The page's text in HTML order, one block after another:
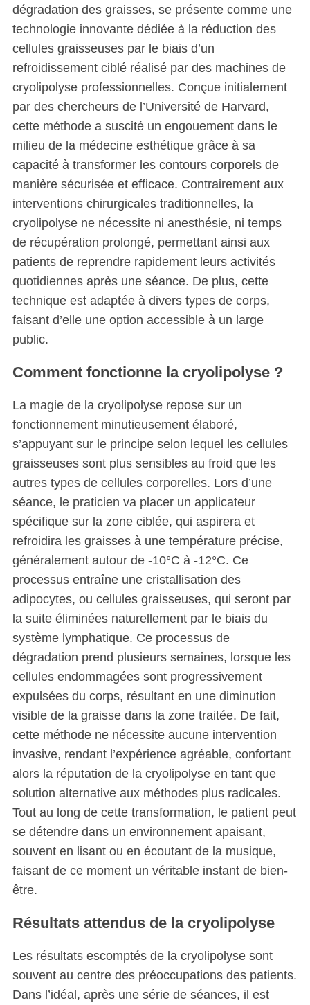
dégradation des graisses, se présente comme une
technologie innovante dédiée à la réduction des
cellules graisseuses par le biais d’un
refroidissement ciblé réalisé par des machines de
cryolipolyse professionnelles. Conçue initialement
par des chercheurs de l’Université de Harvard,
cette méthode a suscité un engouement dans le
milieu de la médecine esthétique grâce à sa
capacité à transformer les contours corporels de
manière sécurisée et efficace. Contrairement aux
interventions chirurgicales traditionnelles, la
cryolipolyse ne nécessite ni anesthésie, ni temps
de récupération prolongé, permettant ainsi aux
patients de reprendre rapidement leurs activités
quotidiennes après une séance. De plus, cette
technique est adaptée à divers types de corps,
faisant d’elle une option accessible à un large
public.
Comment fonctionne la cryolipolyse ?
La magie de la cryolipolyse repose sur un
fonctionnement minutieusement élaboré,
s’appuyant sur le principe selon lequel les cellules
graisseuses sont plus sensibles au froid que les
autres types de cellules corporelles. Lors d’une
séance, le praticien va placer un applicateur
spécifique sur la zone ciblée, qui aspirera et
refroidira les graisses à une température précise,
généralement autour de -10°C à -12°C. Ce
processus entraîne une cristallisation des
adipocytes, ou cellules graisseuses, qui seront par
la suite éliminées naturellement par le biais du
système lymphatique. Ce processus de
dégradation prend plusieurs semaines, lorsque les
cellules endommagées sont progressivement
expulsées du corps, résultant en une diminution
visible de la graisse dans la zone traitée. De fait,
cette méthode ne nécessite aucune intervention
invasive, rendant l’expérience agréable, confortant
alors la réputation de la cryolipolyse en tant que
solution alternative aux méthodes plus radicales.
Tout au long de cette transformation, le patient peut
se détendre dans un environnement apaisant,
souvent en lisant ou en écoutant de la musique,
faisant de ce moment un véritable instant de bien-
être.
Résultats attendus de la cryolipolyse
Les résultats escomptés de la cryolipolyse sont
souvent au centre des préoccupations des patients.
Dans l’idéal, après une série de séances, il est
S
a
h
o
r